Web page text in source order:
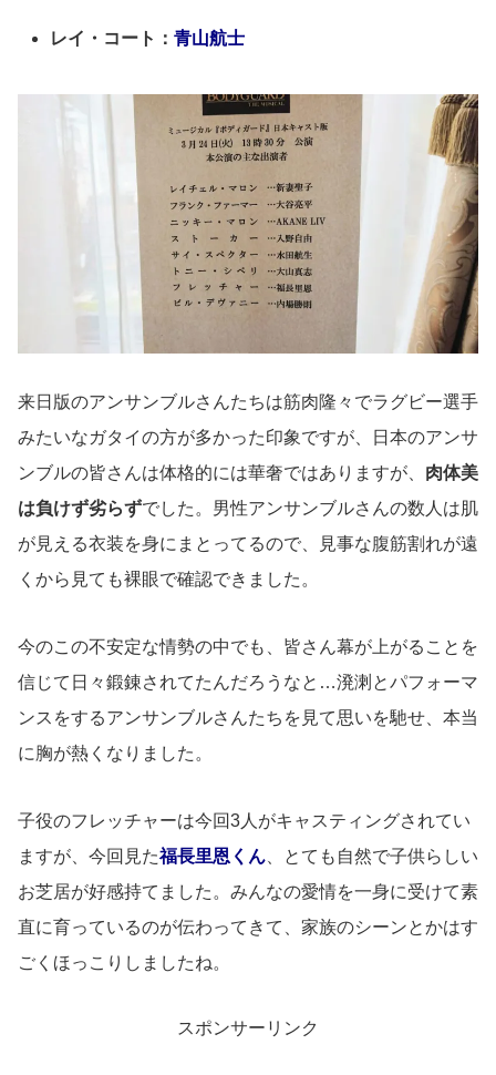
レイ・コート：青山航士
来日版のアンサンブルさんたちは筋肉隆々でラグビー選手
みたいなガタイの方が多かった印象ですが、日本のアンサ
ンブルの皆さんは体格的には華奢ではありますが、 肉体美
は負けず劣らずでした。男性アンサンブルさんの数人は肌
が見える衣装を身にまとってるので、見事な腹筋割れが遠
くから見ても裸眼で確認できました。
今のこの不安定な情勢の中でも、皆さん幕が上がることを
信じて日々鍛錬されてたんだろうなと…溌溂とパフォーマ
ンスをするアンサンブルさんたちを見て思いを馳せ、本当
に胸が熱くなりました。
子役のフレッチャーは今回3人がキャスティングされてい
ますが、今回見た福長里恩くん 、とても自然で子供らしい
お芝居が好感持てました。みんなの愛情を一身に受けて素
直に育っているのが伝わってきて、家族のシーンとかはす
ごくほっこりしましたね。
スポンサーリンク